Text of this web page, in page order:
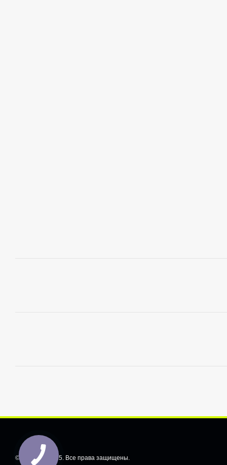
© CarShiftt, 2025. Все права защищены.